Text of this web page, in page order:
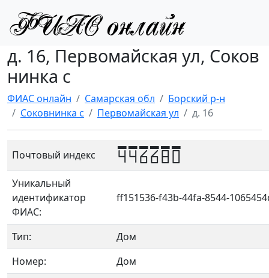
д. 16, Первомайская ул, Соков
нинка с
ФИАС онлайн Самарская обл
Борский р-н
Соковнинка с
Первомайская ул д. 16
Почтовый индекс 446680
Уникальный
идентификатор
ФИАС:
ff151536-f43b-44fa-8544-
Тип:
Дом
Номер:
Дом